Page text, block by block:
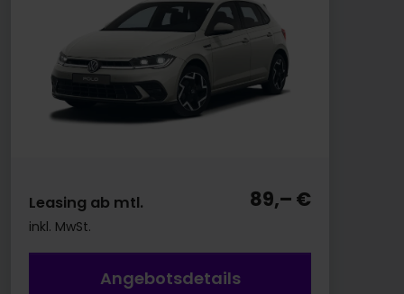
Leasing ab mtl. 89,– €
inkl. MwSt.
Angebotsdetails